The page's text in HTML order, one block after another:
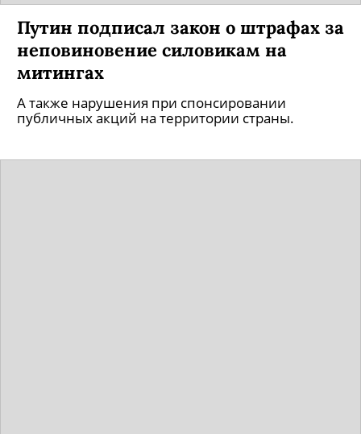
Путин подписал закон о штрафах за
неповиновение силовикам на
митингах
А также нарушения при спонсировании
публичных акций на территории страны.